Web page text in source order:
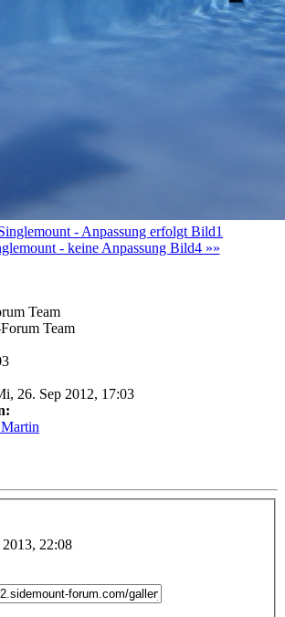
- Anpassung erfolgt Bild1
- keine Anpassung Bild4 »»
Team
26. Sep 2012, 17:03
2013, 22:08